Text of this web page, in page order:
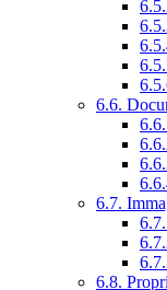
6.6.
6.7.
6.8.